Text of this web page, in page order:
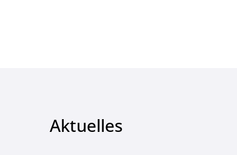
Aktuelles